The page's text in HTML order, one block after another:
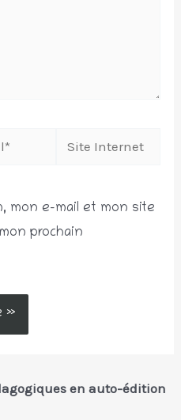
en auto-édition
Site
mon e-mail et mon site
prochain